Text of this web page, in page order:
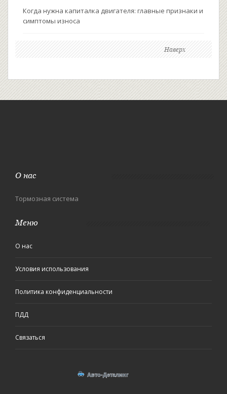
Когда нужна капиталка двигателя: главные признаки и
симптомы износа
Наверх
О нас
Тормозная система
Меню
О нас
Условия использования
Политика конфиденциальности
ПДД
Связаться